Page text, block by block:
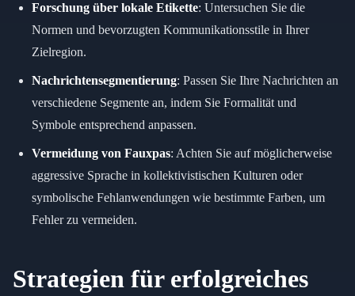
Forschung über lokale Etikette: Untersuchen Sie die
Normen und bevorzugten Kommunikationsstile in Ihrer
Zielregion.
Nachrichtensegmentierung: Passen Sie Ihre Nachrichten an
verschiedene Segmente an, indem Sie Formalität und
Symbole entsprechend anpassen.
Vermeidung von Fauxpas: Achten Sie auf möglicherweise
aggressive Sprache in kollektivistischen Kulturen oder
symbolische Fehlanwendungen wie bestimmte Farben, um
Fehler zu vermeiden.
Strategien für erfolgreiches